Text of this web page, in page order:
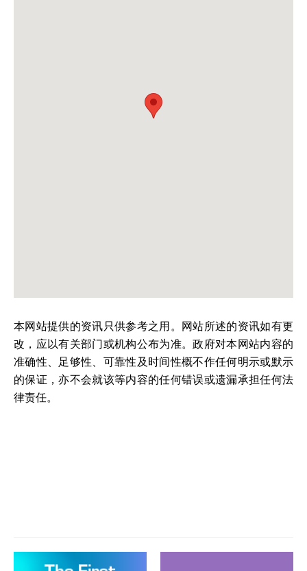
本网站提供的资讯只供参考之用。网站所述的资讯如有更
改，应以有关部门或机构公布为准。政府对本网站内容的
准确性、足够性、可靠性及时间性概不作任何明示或默示
的保证，亦不会就该等内容的任何错误或遗漏承担任何法
律责任。